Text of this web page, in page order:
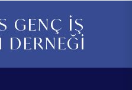
GENÇ İŞ
DERNEĞİ